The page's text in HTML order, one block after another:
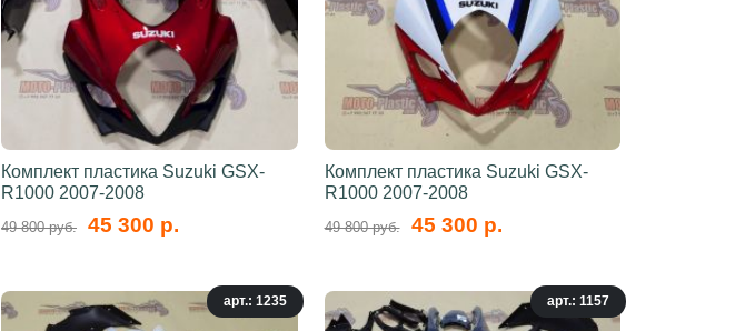
Комплект пластика Suzuki GSX-
R1000 2007-2008
49 800 руб. 45 300 р.
Комплект пластика Suzuki GSX-
R1000 2007-2008
49 800 руб. 45 300 р.
арт.: 1235 арт.: 1157